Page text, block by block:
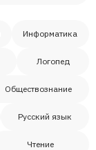
Информатика
Логопед
Обществознание
Русский язык
Чтение